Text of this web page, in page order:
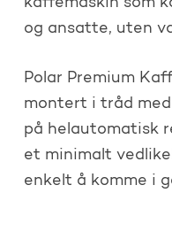
kaffemaskin som
og ansatte, uten
Polar Premium
montert i tråd
på helautomatisk
et minimalt
enkelt å komme i